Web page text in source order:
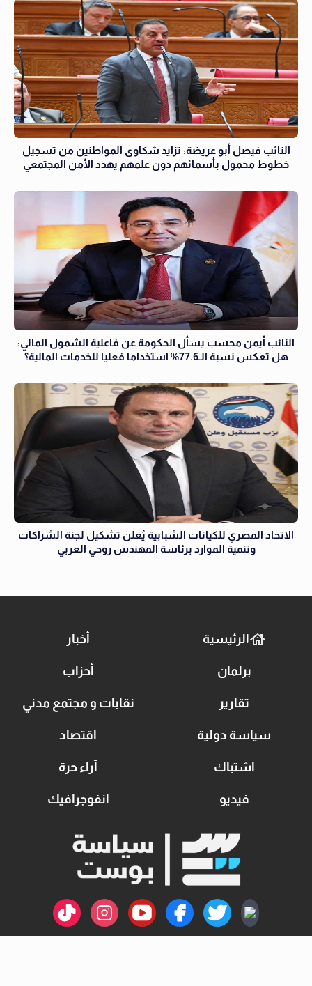
النائب فيصل أبو عريضة: تزايد شكاوى المواطنين من تسجيل
خطوط محمول بأسمائهم دون علمهم يهدد الأمن المجتمعي
النائب أيمن محسب يسأل الحكومة عن فاعلية الشمول المالي:
هل تعكس نسبة الـ77.6% استخداما فعليا للخدمات المالية؟
الاتحاد المصري للكيانات الشبابية يُعلن تشكيل لجنة الشراكات
وتنمية الموارد برئاسة المهندس روحي العربي
الرئيسية أخبار
برلمان أحزاب
تقارير نقابات و مجتمع مدني
سياسة دولية اقتصاد
اشتباك آراء حرة
فيديو انفوجرافيك